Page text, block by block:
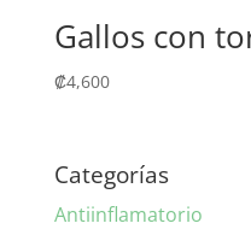
Gallos con
₡4,600
Categorías
Antiinflamatorio